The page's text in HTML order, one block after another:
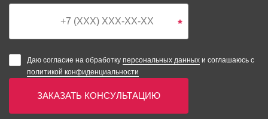
*
Даю согласие на обработку персональных данных и соглашаюсь с
политикой конфиденциальности
ЗАКАЗАТЬ КОНСУЛЬТАЦИЮ